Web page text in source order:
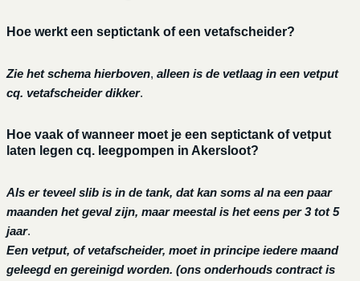
Hoe werkt een septictank of een vetafscheider?
Zie het schema hierboven, alleen is de vetlaag in een vetput
cq. vetafscheider dikker.
Hoe vaak of wanneer moet je een septictank of vetput
laten legen cq. leegpompen in Akersloot?
Als er teveel slib is in de tank, dat kan soms al na een paar
maanden het geval zijn, maar meestal is het eens per 3 tot 5
jaar.
Een vetput, of vetafscheider, moet in principe iedere maand
geleegd en gereinigd worden. (ons onderhouds contract is